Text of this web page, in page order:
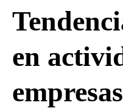
en
empresas